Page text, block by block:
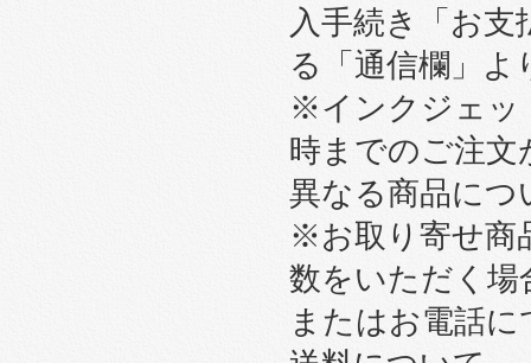
入手続き「お
る「通信欄」
※インクジェッ
時までのご注文
異なる商品につ
※お取り寄せ商
数をいただく場
またはお電話